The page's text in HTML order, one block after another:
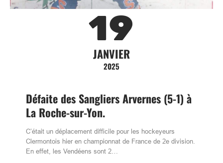
19
JANVIER
2025
Défaite des Sangliers Arvernes (5-1) à
La Roche-sur-Yon.
C’était un déplacement difficile pour les hockeyeurs
Clermontois hier en championnat de France de 2e division.
En effet, les Vendéens sont 2…